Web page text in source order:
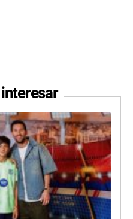
interesar